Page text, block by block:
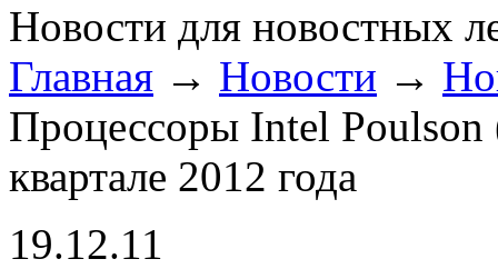
Новости для новостных
Главная → Новости →
Процессоры Intel
квартале 2012 года
19.12.11